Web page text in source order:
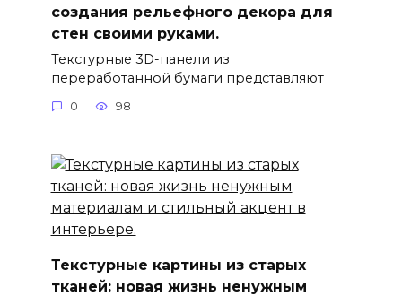
создания рельефного декора для
стен своими руками.
Текстурные 3D-панели из
переработанной бумаги представляют
0 98
Текстурные картины из старых
тканей: новая жизнь ненужным